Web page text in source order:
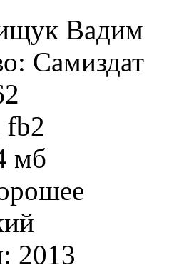
Вадим
Самиздат
мб
2013